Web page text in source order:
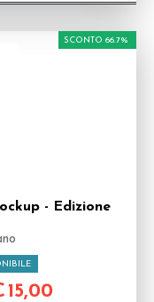
- Edizione
SCONTO 66.7%
15,00